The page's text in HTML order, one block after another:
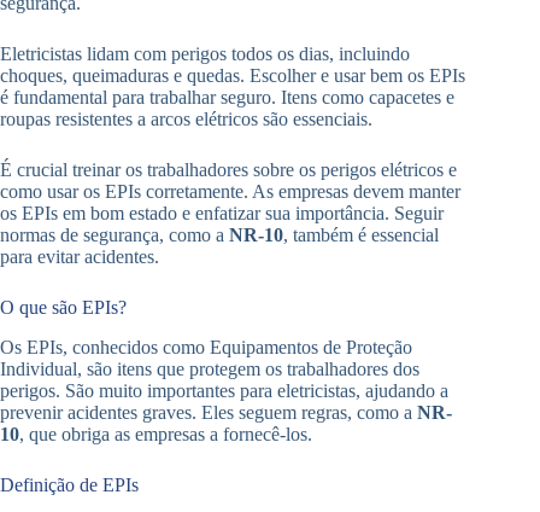
Eletricistas lidam com perigos todos os dias, incluindo
choques, queimaduras e quedas. Escolher e usar bem os EPIs
é fundamental para trabalhar seguro. Itens como capacetes e
roupas resistentes a arcos elétricos são essenciais.
É crucial treinar os trabalhadores sobre os perigos elétricos e
como usar os EPIs corretamente. As empresas devem manter
os EPIs em bom estado e enfatizar sua importância. Seguir
normas de segurança, como a NR-10, também é essencial
para evitar acidentes.
O que são EPIs?
Os EPIs, conhecidos como Equipamentos de Proteção
Individual, são itens que protegem os trabalhadores dos
perigos. São muito importantes para eletricistas, ajudando a
prevenir acidentes graves. Eles seguem regras, como a NR-
10, que obriga as empresas a fornecê-los.
Definição de EPIs